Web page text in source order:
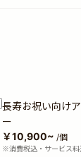
長寿お祝い向け
ー
￥10,900~ /個
※消費税込・サービス料